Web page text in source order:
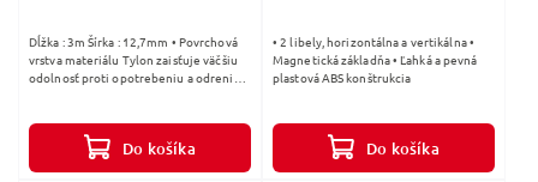
Do košíka
Dĺžka : 3m Šírka : 12,7mm • Povrchová
vrstva materiálu Tylon zaisťuje väčšiu
odolnosť proti opotrebeniu a odreniu
Do košíka
• 2 libely, horizontálna a vertikálna •
Magnetická základňa • Ľahká a pevná
plastová ABS konštrukcia